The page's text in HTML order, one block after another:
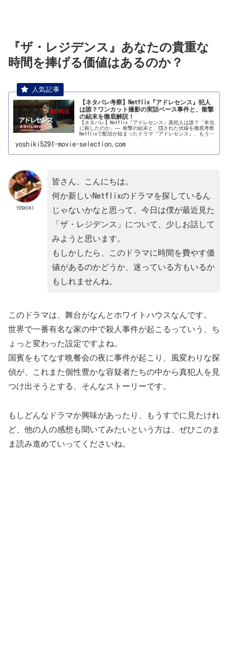
『ザ・レジデンス』あなたの貴重な
時間を捧げる価値はあるのか？
【ネタバレ考察】Netflix『アドレセンス』犯人
は誰？ワンカット撮影の実話ベース事件と、衝撃
の結末を徹底解説！
【ネタバレ】Netflix『アドレセンス』真犯人は誰？「本当
に殺したのか」― 衝撃の結末と、隠された伏線を徹底考察
Netflixで配信が始まったドラマ『アドレセンス』、もう見
っていう、な...
yoshiki5291-movie-selection.com
YOSHIKI
皆さん、こんにちは。
何か新しいNetflixのドラマを探しているん
じゃないかなと思って、今日は僕が最近見た
「ザ・レジデンス」について、少しお話して
みようと思います。
もしかしたら、このドラマに時間を費やす価
値があるのかどうか、迷っている方もいるか
もしれませんね。
このドラマは、舞台がなんとホワイトハウスなんです。
世界で一番有名な家の中で殺人事件が起こるっていう、ち
ょっと変わった設定ですよね。
国賓をもてなす晩餐会の夜に事件が起こり、風変わりな探
偵が、これまた個性豊かな容疑者たちの中から真犯人を見
つけ出そうとする、そんなストーリーです。
もしどんなドラマか興味があったり、もうすでに見たけれ
ど、他の人の感想も聞いてみたいという方は、ぜひこのま
ま読み進めていってくださいね。